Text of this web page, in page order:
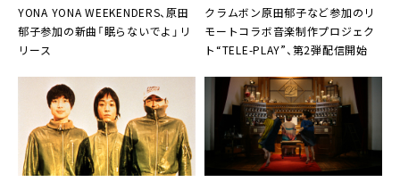
YONA YONA WEEKENDERS、原田
郁子参加の新曲「眠らないでよ」リ
リース
クラムボン原田郁子など参加のリ
モートコラボ音楽制作プロジェク
ト“TELE-PLAY”、第2弾配信開始